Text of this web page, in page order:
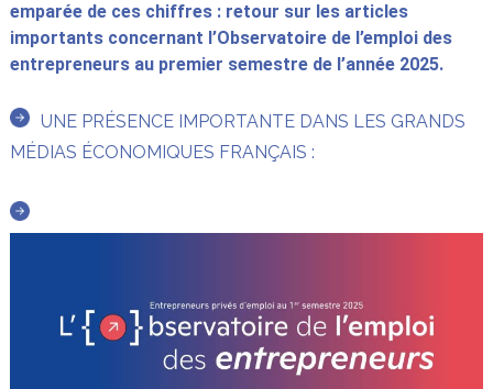
emparée de ces chiffres : retour sur les articles
importants concernant l’Observatoire de l’emploi des
entrepreneurs aupremier semestre de l’année 2025.
UNE PRÉSENCE IMPORTANTE DANS LES GRANDS
MÉDIAS ÉCONOMIQUES FRANÇAIS :